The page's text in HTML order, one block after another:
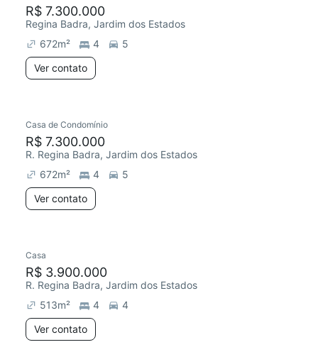
R$ 7.300.000
Regina Badra, Jardim dos Estados
672m² 4
5
Ver contato
Casa de Condomínio
R$ 7.300.000
R. Regina Badra, Jardim dos Estados
672m² 4
5
Ver contato
Casa
R$ 3.900.000
R. Regina Badra, Jardim dos Estados
513m² 4
4
Ver contato